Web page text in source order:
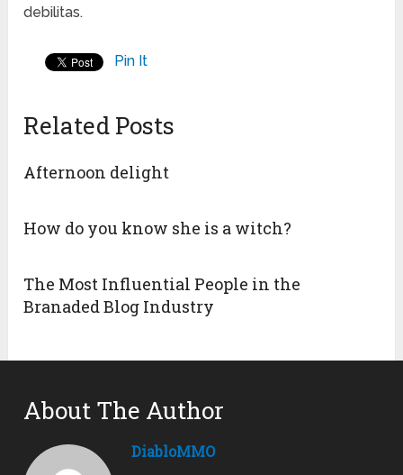
debilitas.
Pin It
Related Posts
Afternoon delight
How do you know she is a witch?
The Most Influential People in the
Branaded Blog Industry
About The Author
DiabloMMO